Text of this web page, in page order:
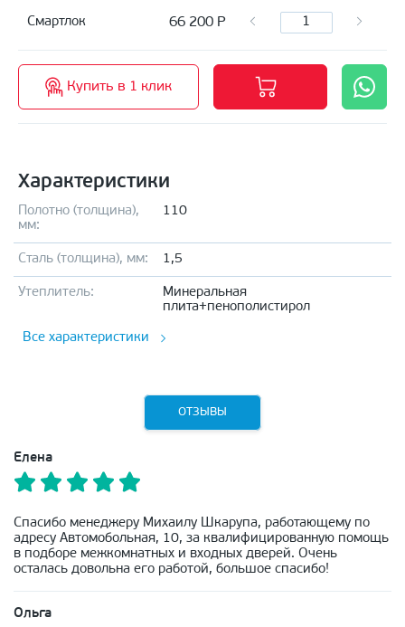
Смартлок 66 200 Р
Купить в 1 клик
Характеристики
Полотно (толщина),
мм:
110
Сталь (толщина), мм: 1,5
Утеплитель:
Минеральная
плита+пенополистирол
Все характеристики
ОТЗЫВЫ
Елена
Спасибо менеджеру Михаилу Шкарупа, работающему по
адресу Автомобольная, 10, за квалифицированную помощь
в подборе межкомнатных и входных дверей. Очень
осталась довольна его работой, большое спасибо!
Ольга